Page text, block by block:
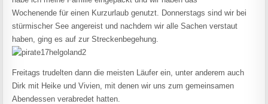
Wochenende für einen Kurzurlaub genutzt. Donnerstags sind wir bei
stürmischer See angereist und nachdem wir alle Sachen verstaut
haben, ging es auf zur Streckenbegehung.
Freitags trudelten dann die meisten Läufer ein, unter anderem auch
Dirk mit Heike und Vivien, mit denen wir uns zum gemeinsamen
Abendessen verabredet hatten.